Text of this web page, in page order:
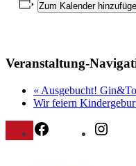
Zum Kalender
Veranstaltung-
« Ausgebucht!
Wir feiern
Facebook